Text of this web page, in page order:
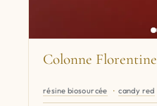
Colonne Florentine
résine biosourcée candy red